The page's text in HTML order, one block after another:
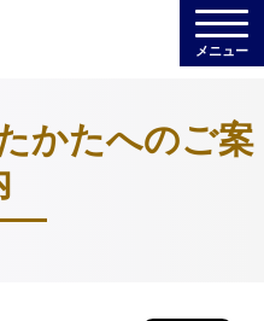
メニュー
かたへのご案